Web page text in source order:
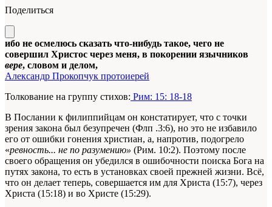
Поделиться
ибо не осмелюсь сказать что-нибудь такое, чего не
совершил Христос через меня, в покорении язычников
вере, словом и делом,
Александр Прокопчук протоиерей
Толкование на группу стихов: Рим: 15: 18-18
В Послании к филиппийцам он констатирует, что с точки
зрения закона был безупречен (Флп .3:6), но это не избавило
его от ошибки гонения христиан, а, напротив, подогрело
«ревность... не по разумению» (Рим. 10:2). Поэтому после
своего обращения он убедился в ошибочности поиска Бога на
путях закона, то есть в установках своей прежней жизни. Всё,
что он делает теперь, совершается им для Христа (15:7), через
Христа (15:18) и во Христе (15:29).